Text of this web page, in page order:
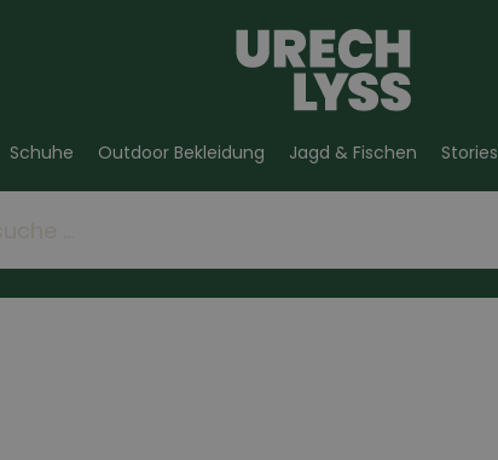
Schuhe Outdoor Bekleidung Jagd & Fischen Stories